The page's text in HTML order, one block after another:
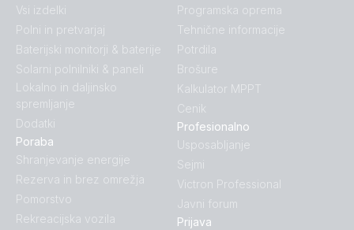
Vsi izdelki
Polni in pretvarjaj
Baterijski monitorji & baterije
Solarni polnilniki & paneli
Lokalno in daljinsko
spremljanje
Dodatki
Poraba
Shranjevanje energije
Rezerva in brez omrežja
Pomorstvo
Rekreacijska vozila
Programska oprema
Tehnične informacije
Potrdila
Brošure
Kalkulator MPPT
Cenik
Profesionalno
Usposabljanje
Sejmi
Victron Professional
Javni forum
Prijava